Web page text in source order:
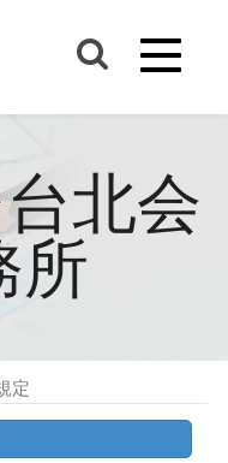
北会
所
定